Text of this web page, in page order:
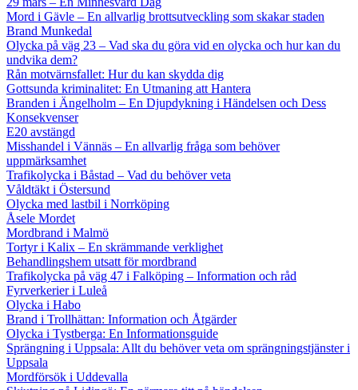
Mord i Gävle – En allvarlig brottsutveckling som skakar staden
Brand Munkedal
Olycka på väg 23 – Vad ska du göra vid en olycka och hur kan du
undvika dem?
Rån motvärnsfallet: Hur du kan skydda dig
Gottsunda kriminalitet: En Utmaning att Hantera
Branden i Ängelholm – En Djupdykning i Händelsen och Dess
Konsekvenser
E20 avstängd
Misshandel i Vännäs – En allvarlig fråga som behöver
uppmärksamhet
Trafikolycka i Båstad – Vad du behöver veta
Våldtäkt i Östersund
Olycka med lastbil i Norrköping
Åsele Mordet
Mordbrand i Malmö
Tortyr i Kalix – En skrämmande verklighet
Behandlingshem utsatt för mordbrand
Trafikolycka på väg 47 i Falköping – Information och råd
Fyrverkerier i Luleå
Olycka i Habo
Brand i Trollhättan: Information och Åtgärder
Olycka i Tystberga: En Informationsguide
Sprängning i Uppsala: Allt du behöver veta om sprängningstjänster i
Uppsala
Mordförsök i Uddevalla